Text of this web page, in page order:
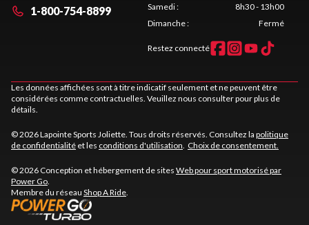
1-800-754-8899
Samedi:
8h30 - 13h00
Dimanche: Fermé
Restez connecté
Les données affichées sont à titre indicatif seulement et ne peuvent être
considérées comme contractuelles. Veuillez nous consulter pour plus de
détails.
© 2026 Lapointe Sports Joliette. Tous droits réservés. Consultez la politique
de confidentialité et les conditions d'utilisation Choix de consentement.
© 2026 Conception et hébergement de sites Web pour sport motorisé par
Power Go
Membre du réseau Shop A Ride